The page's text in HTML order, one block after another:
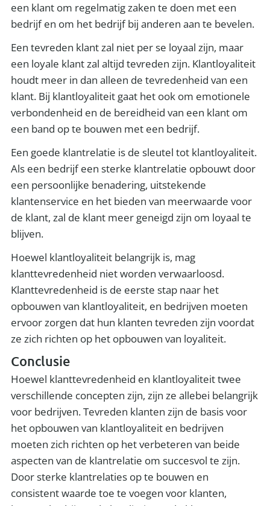
een klant om regelmatig zaken te doen met een
bedrijf en om het bedrijf bij anderen aan te bevelen.
Een tevreden klant zal niet per se loyaal zijn, maar
een loyale klant zal altijd tevreden zijn. Klantloyaliteit
houdt meer in dan alleen de tevredenheid van een
klant. Bij klantloyaliteit gaat het ook om emotionele
verbondenheid en de bereidheid van een klant om
een band op te bouwen met een bedrijf.
Een goede klantrelatie is de sleutel tot klantloyaliteit.
Als een bedrijf een sterke klantrelatie opbouwt door
een persoonlijke benadering, uitstekende
klantenservice en het bieden van meerwaarde voor
de klant, zal de klant meer geneigd zijn om loyaal te
blijven.
Hoewel klantloyaliteit belangrijk is, mag
klanttevredenheid niet worden verwaarloosd.
Klanttevredenheid is de eerste stap naar het
opbouwen van klantloyaliteit, en bedrijven moeten
ervoor zorgen dat hun klanten tevreden zijn voordat
ze zich richten op het opbouwen van loyaliteit.
Conclusie
Hoewel klanttevredenheid en klantloyaliteit twee
verschillende concepten zijn, zijn ze allebei belangrijk
voor bedrijven. Tevreden klanten zijn de basis voor
het opbouwen van klantloyaliteit en bedrijven
moeten zich richten op het verbeteren van beide
aspecten van de klantrelatie om succesvol te zijn.
Door sterke klantrelaties op te bouwen en
consistent waarde toe te voegen voor klanten,